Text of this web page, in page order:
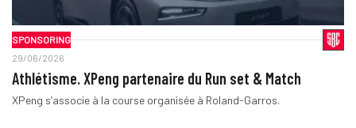
SPONSORING
29/06/2026
Athlétisme. XPeng partenaire du Run set & Match
XPeng s’associe à la course organisée à Roland-Garros.